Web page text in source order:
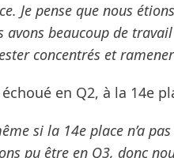
Je pense que nous
avons beaucoup de
concentrés et
en Q2, à la 14e
si la 14e place n’a
pu être en Q3, donc